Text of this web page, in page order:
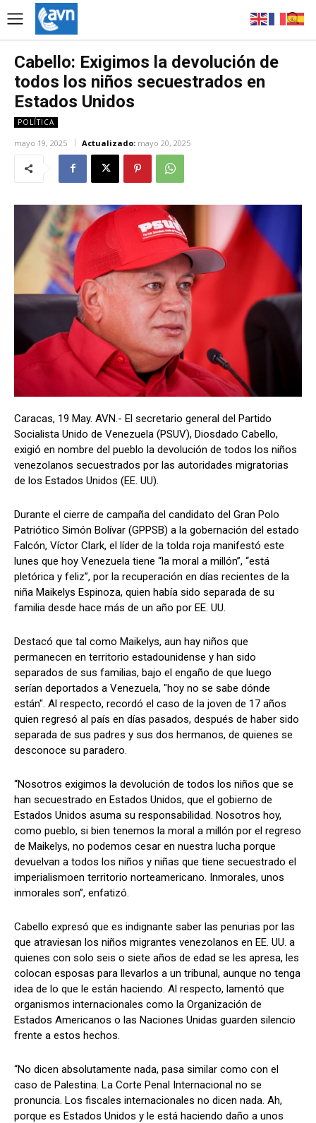
Cabello: Exigimos la devolución de
todos los niños secuestrados en
Estados Unidos
POLÍTICA
mayo 19, 2025 Actualizado: mayo 20, 2025
Caracas, 19 May. AVN.- El secretario general del Partido
Socialista Unido de Venezuela (PSUV), Diosdado Cabello,
exigió en nombre del pueblo la devolución de todos los niños
venezolanos secuestrados por las autoridades migratorias
de los Estados Unidos (EE. UU).
Durante el cierre de campaña del candidato del Gran Polo
Patriótico Simón Bolívar (GPPSB) a la gobernación del estado
Falcón, Víctor Clark, el líder de la tolda roja manifestó este
lunes que hoy Venezuela tiene “la moral a millón”, “está
pletórica y feliz”, por la recuperación en días recientes de la
niña Maikelys Espinoza, quien había sido separada de su
familia desde hace más de un año por EE. UU.
Destacó que tal como Maikelys, aun hay niños que
permanecen en territorio estadounidense y han sido
separados de sus familias, bajo el engaño de que luego
serían deportados a Venezuela, "hoy no se sabe dónde
están". Al respecto, recordó el caso de la joven de 17 años
quien regresó al país en días pasados, después de haber sido
separada de sus padres y sus dos hermanos, de quienes se
desconoce su paradero.
“Nosotros exigimos la devolución de todos los niños que se
han secuestrado en Estados Unidos, que el gobierno de
Estados Unidos asuma su responsabilidad. Nosotros hoy,
como pueblo, si bien tenemos la moral a millón por el regreso
de Maikelys, no podemos cesar en nuestra lucha porque
devuelvan a todos los niños y niñas que tiene secuestrado el
imperialismoen territorio norteamericano. Inmorales, unos
inmorales son”, enfatizó.
Cabello expresó que es indignante saber las penurias por las
que atraviesan los niños migrantes venezolanos en EE. UU. a
quienes con solo seis o siete años de edad se les apresa, les
colocan esposas para llevarlos a un tribunal, aunque no tenga
idea de lo que le están haciendo. Al respecto, lamentó que
organismos internacionales como la Organización de
Estados Americanos o las Naciones Unidas guarden silencio
frente a estos hechos.
“No dicen absolutamente nada, pasa similar como con el
caso de Palestina. La Corte Penal Internacional no se
pronuncia. Los fiscales internacionales no dicen nada. Ah,
porque es Estados Unidos y le está haciendo daño a unos